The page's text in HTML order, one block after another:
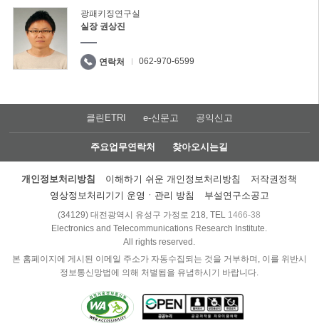
광패키징연구실
실장 권상진
연락처 062-970-6599
클린ETRI e-신문고 공익신고
주요업무연락처 찾아오시는길
개인정보처리방침 이해하기 쉬운 개인정보처리방침
저작권정책
영상정보처리기기 운영ㆍ관리 방침
부설연구소공고
(34129) 대전광역시 유성구 가정로 218, TEL 1466-38
Electronics and Telecommunications Research Institute.
All rights reserved.
본 홈페이지에 게시된 이메일 주소가 자동수집되는 것을 거부하며, 이를 위반시
정보통신망법에 의해 처벌됨을 유념하시기 바랍니다.